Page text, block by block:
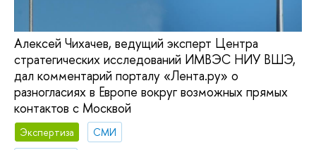
Алексей Чихачев, ведущий эксперт Центра
стратегических исследований ИМВЭС НИУ ВШЭ,
дал комментарий порталу «Лента.ру» о
разногласиях в Европе вокруг возможных прямых
контактов с Москвой
Экспертиза СМИ